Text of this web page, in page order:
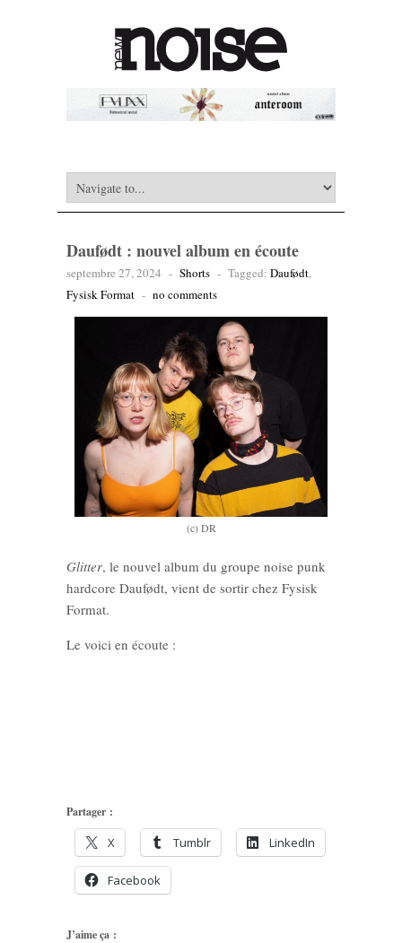
Daufødt : nouvel album en écoute
septembre 27, 2024 - Shorts - Tagged: Daufødt,
Fysisk Format - no comments
(c) DR
Glitter, le nouvel album du groupe noise punk
hardcore Daufødt, vient de sortir chez Fysisk
Format.
Le voici en écoute :
Partager :
X Tumblr LinkedIn
Facebook
J’aime ça :